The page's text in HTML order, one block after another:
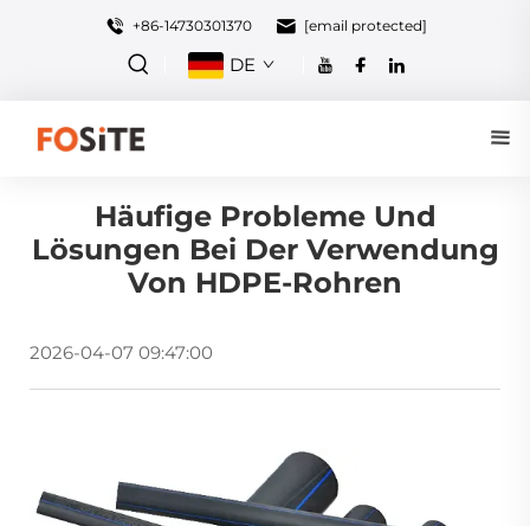
+86-14730301370 [email protected]
DE
Häufige Probleme Und
Lösungen Bei Der Verwendung
Von HDPE-Rohren
2026-04-07 09:47:00